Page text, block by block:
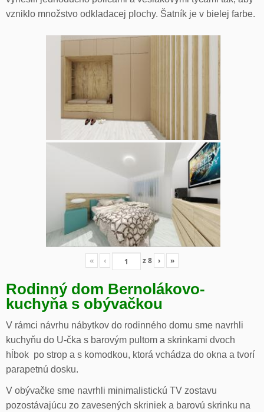
vzniklo množstvo odkladacej plochy. Šatník je v bielej farbe.
« ‹ z8 › »
Rodinný dom Bernolákovo-
kuchyňa s obývačkou
V rámci návrhu nábytkov do rodinného domu sme navrhli
kuchyňu do U-čka s barovým pultom a skrinkami dvoch
hĺbok po strop a s komodkou, ktorá vchádza do okna a tvorí
parapetnú dosku.
V obývačke sme navrhli minimalistickú TV zostavu
pozostávajúcu zo zavesených skriniek a barovú skrinku na